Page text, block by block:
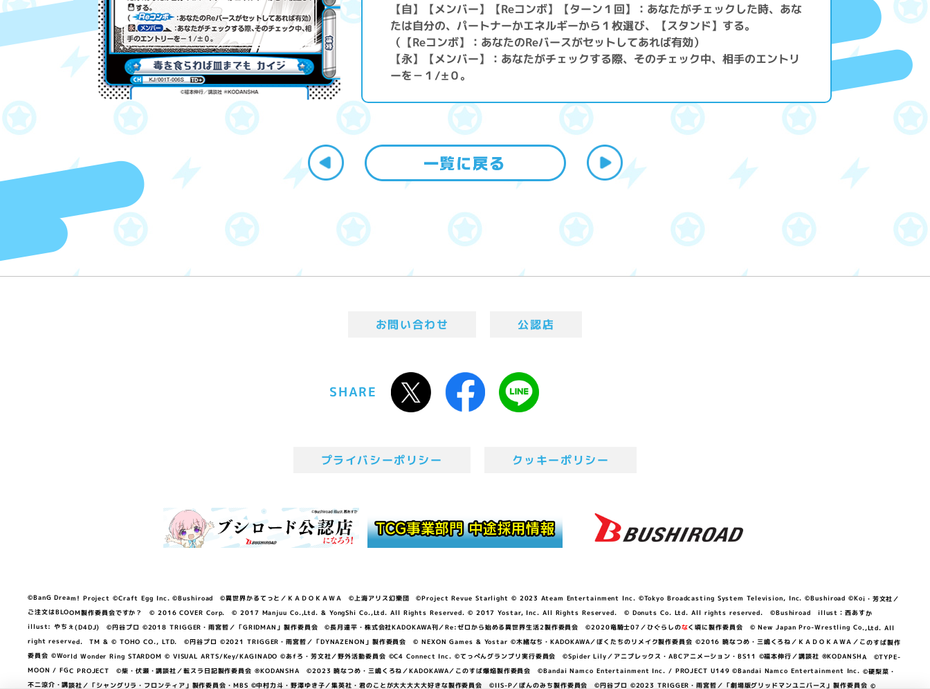
【自】【メンバー】【Reコンボ】【ターン１回】：あなたがチェックした時、あな
たは自分の、パートナーかエネルギーから１枚選び、【スタンド】する。
（【Reコンボ】：あなたのReバースがセットしてあれば有効）
【永】【メンバー】：あなたがチェックする際、そのチェック中、相手のエントリ
ーを－１/±０。
お問い合わせ 公認店
SHARE
プライバシーポリシー クッキーポリシー
©BanG Dream! Project ©Craft Egg Inc. ©Bushiroad ©異世界かるてっと／ＫＡＤＯＫＡＷＡ ©上海アリス幻樂団 ©Project Revue Starlight © 2023 Ateam Entertainment Inc. ©Tokyo Broadcasting System Television, Inc. ©Bushiroad ©Koi・芳文社／
ご注文はBLOOM製作委員会ですか？ © 2016 COVER Corp. © 2017 Manjuu Co.,Ltd. & YongShi Co.,Ltd. All Rights Reserved. © 2017 Yostar, Inc. All Rights Reserved. © Donuts Co. Ltd. All rights reserved. ©Bushiroad illust：西あすか
illust: やちぇ(D4DJ) ©円谷プロ ©2018 TRIGGER・雨宮哲／「GRIDMAN」製作委員会 ©長月達平・株式会社KADOKAWA刊／Re:ゼロから始める異世界生活2製作委員会 ©2020竜騎士07／ひぐらしのなく頃に製作委員会 © New Japan Pro-Wrestling Co.,Ltd. All
right reserved. TM & © TOHO CO., LTD. ©円谷プロ ©2021 TRIGGER・雨宮哲／「DYNAZENON」製作委員会 © NEXON Games & Yostar ©木緒なち・KADOKAWA／ぼくたちのリメイク製作委員会 ©2016 暁なつめ・三嶋くろね／ＫＡＤＯＫＡＷＡ／このすば製作
委員会 ©World Wonder Ring STARDOM © VISUAL ARTS/Key/KAGINADO ©あfろ・芳文社／野外活動委員会 ©C4 Connect Inc. ©てっぺんグランプリ実行委員会 ©Spider Lily／アニプレックス・ABCアニメーション・BS11 ©福本伸行／講談社 ®KODANSHA ©TYPE-
MOON / FGC PROJECT ©柴・伏瀬・講談社／転スラ日記製作委員会 ®KODANSHA ©2023 暁なつめ・三嶋くろね／KADOKAWA／このすば爆焔製作委員会 ©Bandai Namco Entertainment Inc. / PROJECT U149 ©Bandai Namco Entertainment Inc. ©硬梨菜・
不二涼介・講談社／「シャングリラ・フロンティア」製作委員会・MBS ©中村力斗・野澤ゆき子／集英社・君のことが大大大大大好きな製作委員会 ©IIS-P／ぽんのみち製作委員会 ©円谷プロ ©2023 TRIGGER・雨宮哲／「劇場版グリッドマンユニバース」製作委員会 ©